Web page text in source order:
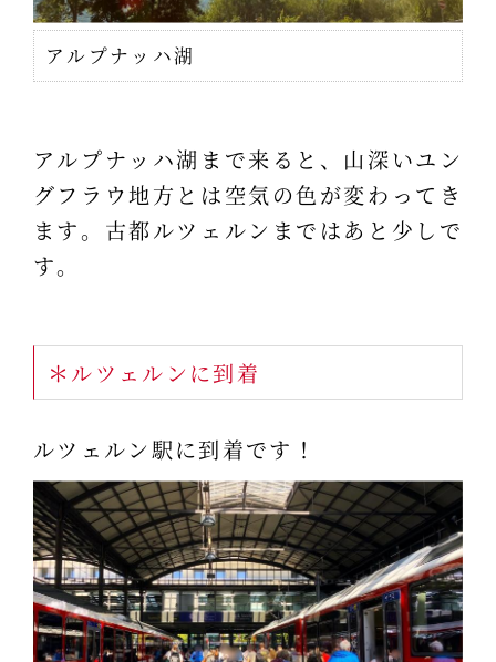
アルプナッハ湖
アルプナッハ湖まで来ると、山深いユン
グフラウ地方とは空気の色が変わってき
ます。古都ルツェルンまではあと少しで
す。
＊ルツェルンに到着
ルツェルン駅に到着です！